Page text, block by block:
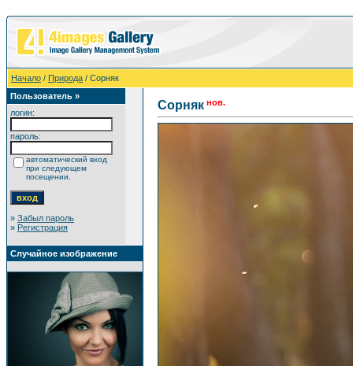
Начало / Природа / Сорняк
Пользователь »
логин:
пароль:
автоматический вход
при следующем
посещении.
» Забыл пароль
» Регистрация
Случайное изображение
Сорняк нов.